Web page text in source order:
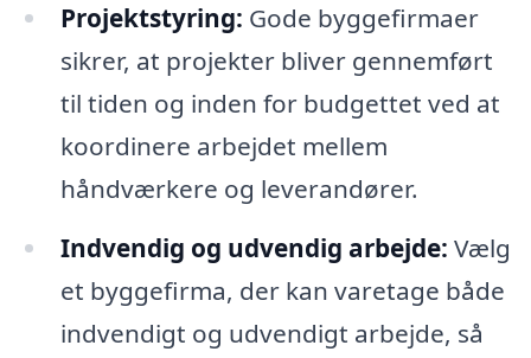
Projektstyring: Gode byggefirmaer
sikrer, at projekter bliver gennemført
til tiden og inden for budgettet ved at
koordinere arbejdet mellem
håndværkere og leverandører.
Indvendig og udvendig arbejde: Vælg
et byggefirma, der kan varetage både
indvendigt og udvendigt arbejde, så